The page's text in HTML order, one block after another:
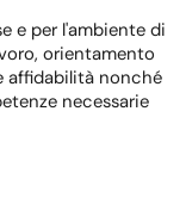
e per l'ambiente di
orientamento
affidabilità nonché
necessarie